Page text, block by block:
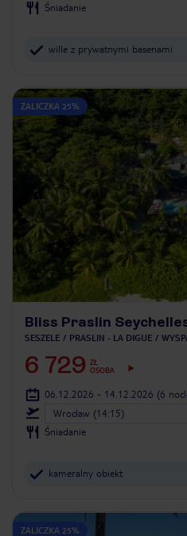
Śniadanie
wille z prywatnymi basenami
ZALICZKA 25%
Bliss Praslin
SESZELE PRASLIN - LA DIGUE
6 729 ZŁ
OSOBA
06.12.2026 - 14.12.2026 (6
Wrocław (14:15)
Śniadanie
kameralny obiekt
ZALICZKA 25%